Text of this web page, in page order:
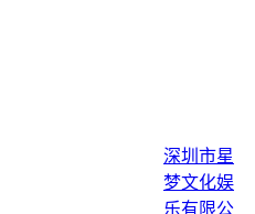
深圳市星
梦文化娱
乐有限公